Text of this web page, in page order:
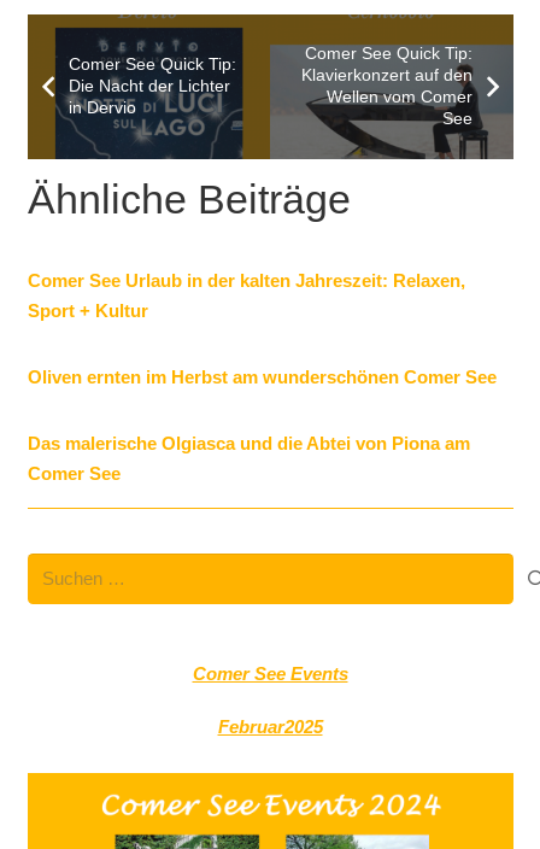
Comer See Quick Tip:
Die Nacht der Lichter
in Dervio
Comer See Quick Tip:
Klavierkonzert auf den
Wellen vom Comer
See
Ähnliche Beiträge
Comer See Urlaub in der kalten Jahreszeit: Relaxen,
Sport + Kultur
Oliven ernten im Herbst am wunderschönen Comer See
Das malerische Olgiasca und die Abtei von Piona am
Comer See
Suchen
nach:
Comer See Events
Februar2025